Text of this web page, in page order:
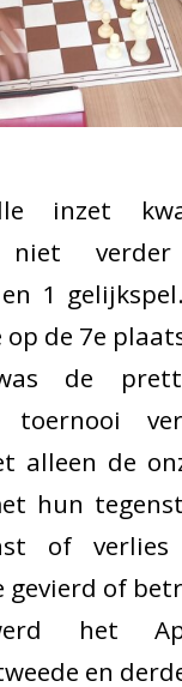
inzet
niet
1
de 7e
de
alleen de
hun
of
gevierd of
het
en